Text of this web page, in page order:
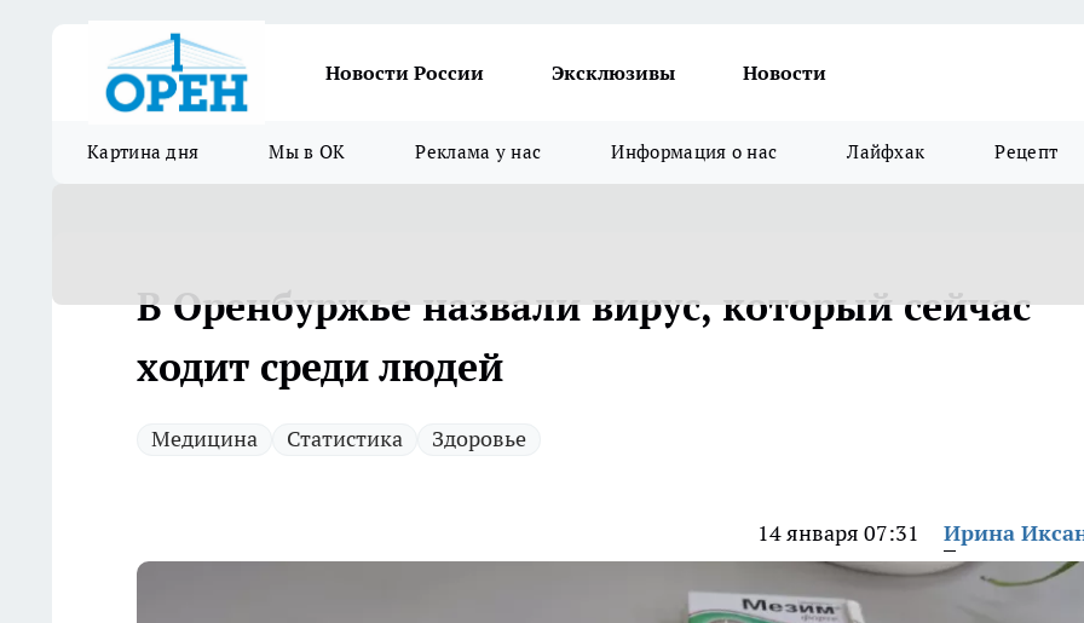
Новости России Эксклюзивы Новости
Картина дня Мы в ОК Реклама у нас Информация о нас Лайфхак Рецепт
В Оренбуржье назвали вирус, который сейчас
ходит среди людей
Медицина Статистика Здоровье
14 января 07:31 Ирина